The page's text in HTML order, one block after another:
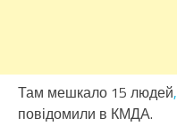
Там мешкало 15 людей,
повідомили в КМДА.